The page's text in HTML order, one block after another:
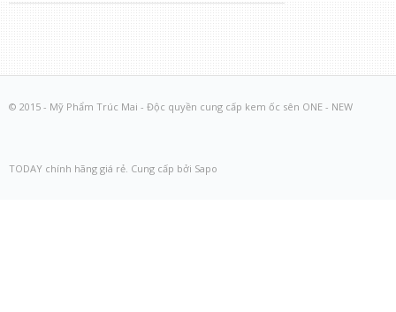
© 2015 - Mỹ Phẩm Trúc Mai - Độc quyền cung cấp kem ốc sên ONE - NEW
TODAY chính hãng giá rẻ. Cung cấp bởi Sapo